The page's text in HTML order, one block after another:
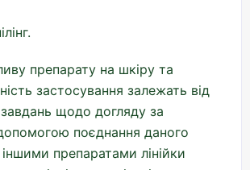
препарату на шкіру та
застосування залежать від
щодо догляду за
поєднання даного
препаратами лінійки